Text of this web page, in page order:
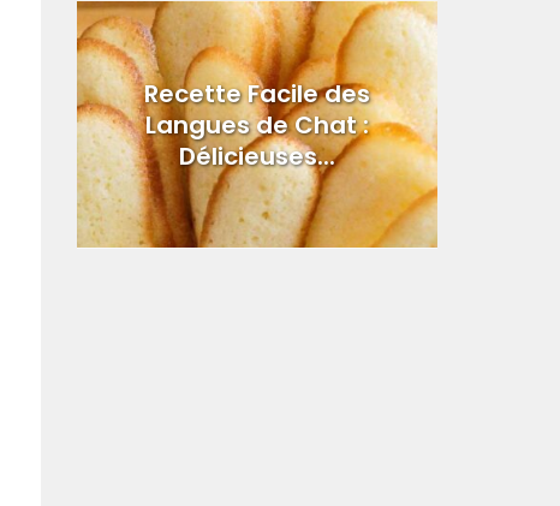
Recette Facile des
Langues de Chat :
Délicieuses...